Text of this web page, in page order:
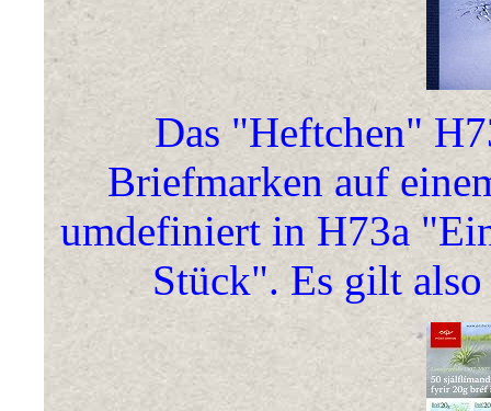
Das "Heftchen"
Briefmarken auf
umdefiniert in H73a
Stück". Es gilt